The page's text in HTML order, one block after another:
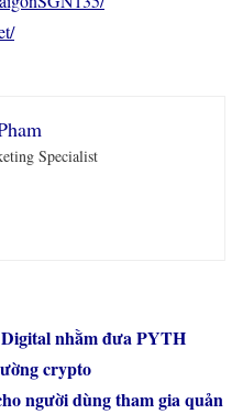
Specialist
nhằm đưa PYTH
crypto
người dùng tham gia quản